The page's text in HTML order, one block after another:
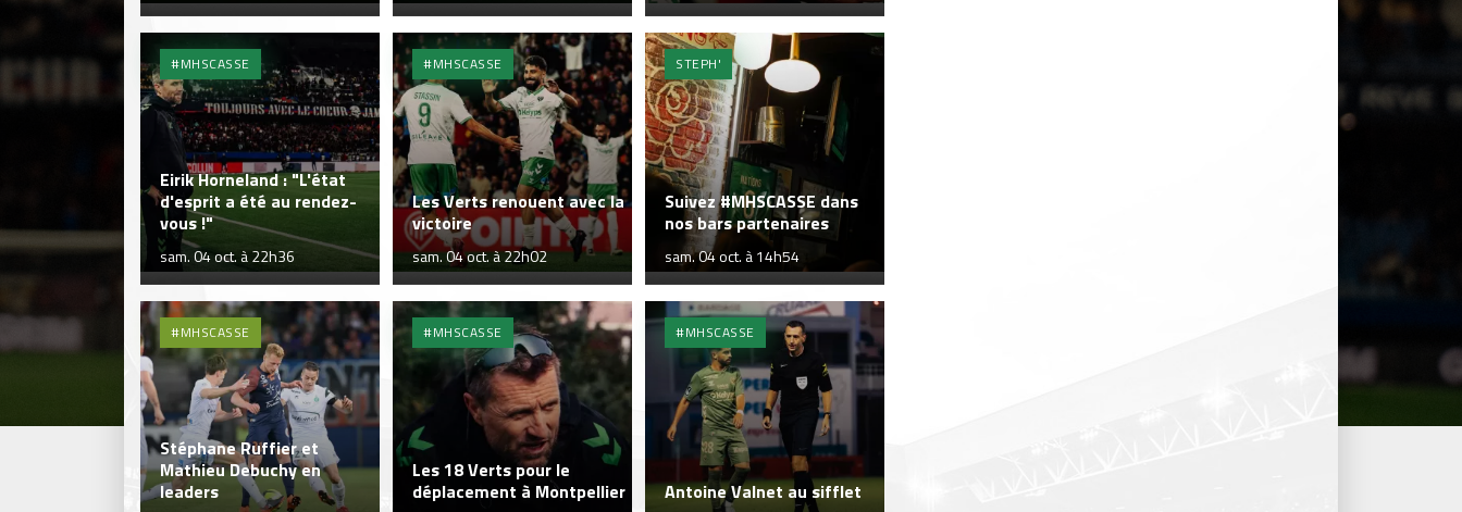
#MHSCASSE
Eirik Horneland : "L'état
d'esprit a été au rendez-
vous !"
sam. 04 oct. à 22h36
#MHSCASSE
Les Verts renouent avec la
victoire
sam. 04 oct. à 22h02
STEPH'
Suivez #MHSCASSE dans
nos bars partenaires
sam. 04 oct. à 14h54
#MHSCASSE
Stéphane Ruffier et
Mathieu Debuchy en
leaders
#MHSCASSE
Les 18 Verts pour le
déplacement à Montpellier
#MHSCASSE
Antoine Valnet au sifflet